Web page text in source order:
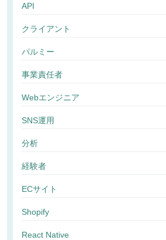
API
クライアント
パルミー
事業責任者
Webエンジニア
SNS運用
分析
経験者
ECサイト
Shopify
React Native